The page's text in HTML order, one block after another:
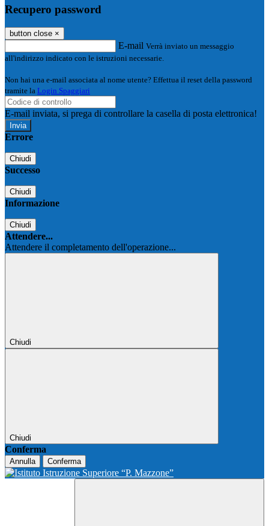
Recupero password
button close ×
E-mail Verrà inviato un messaggio
all'indirizzo indicato con le istruzioni necessarie.
Non hai una e-mail associata al nome utente? Effettua il reset della password
tramite la Login Spaggiari
E-mail inviata, si prega di controllare la casella di posta elettronica!
Errore
Chiudi
Successo
Chiudi
Informazione
Chiudi
Attendere...
Attendere il completamento dell'operazione...
Chiudi
Chiudi
Conferma
Annulla Conferma